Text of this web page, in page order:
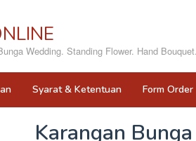
Wedding. Standing Flower. Hand
Syarat & Ketentuan Form Order
Karangan